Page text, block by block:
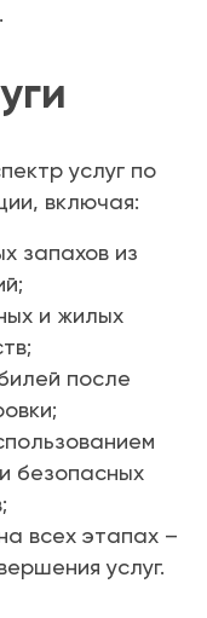
услуг по
включая:
запахов из
и жилых
после
безопасных
всех этапах –
услуг.